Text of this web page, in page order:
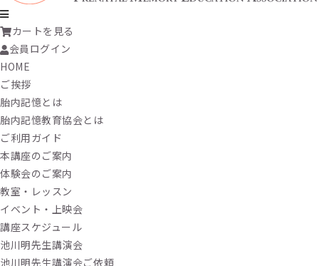
カートを見る
会員ログイン
HOME
ご挨拶
胎内記憶とは
胎内記憶教育協会とは
ご利用ガイド
本講座のご案内
体験会のご案内
教室・レッスン
イベント・上映会
講座スケジュール
池川明先生講演会
池川明先生講演会ご依頼